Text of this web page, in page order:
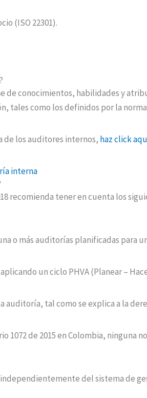
(ISO 22301).
de conocimientos, habilidades y
tales como los definidos por la norma
de los auditores internos, haz click
interna
recomienda tener en cuenta los
o más auditorías planificadas para
un ciclo PHVA (Planear –
auditoría, tal como se explica a la
1072 de 2015 en Colombia,
del sistema de